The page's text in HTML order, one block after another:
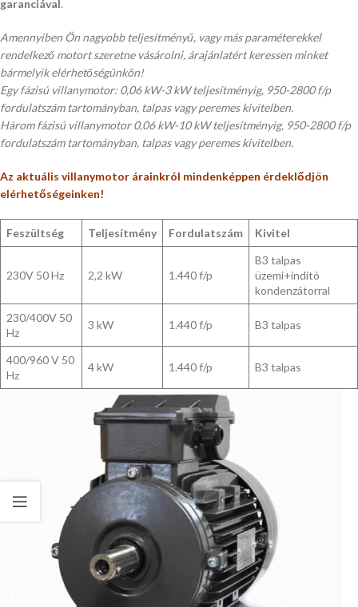
garanciával.
Amennyiben Ön nagyobb teljesítményű, vagy más paraméterekkel
rendelkező motort szeretne vásárolni, árajánlatért keressen minket
bármelyik elérhetőségünkön!
Egy fázisú villanymotor: 0,06 kW-3 kW teljesítményig, 950-2800 f/p
fordulatszám tartományban, talpas vagy peremes kivitelben.
Három fázisú villanymotor 0,06 kW-10 kW teljesítményig, 950-2800 f/p
fordulatszám tartományban, talpas vagy peremes kivitelben.
Az aktuális villanymotor árainkról mindenképpen érdeklődjön
elérhetőségeinken!
Feszültség Teljesítmény Fordulatszám Kivitel
230V 50 Hz 2,2 kW 1.440 f/p
B3 talpas
üzemi+indító
kondenzátorral
230/400V 50
Hz
3 kW 1.440 f/p B3 talpas
400/960 V 50
Hz
4 kW 1.440 f/p B3 talpas